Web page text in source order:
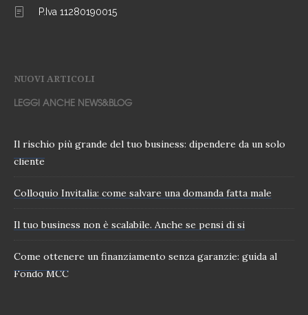
P.Iva 11280190015
NUOVI ARTICOLI
LEGGI ANCHE NEWS&BLOG
Il rischio più grande del tuo business: dipendere da un solo
cliente
Colloquio Invitalia: come salvare una domanda fatta male
Il tuo business non è scalabile. Anche se pensi di si
Come ottenere un finanziamento senza garanzie: guida al
Fondo MCC